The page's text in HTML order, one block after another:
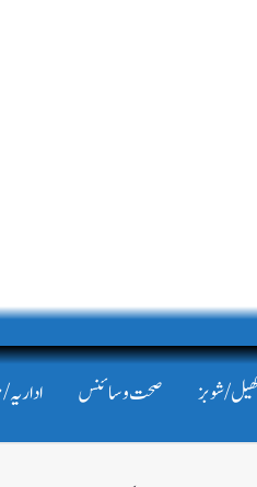
کھیل/شوبز صحت و سائنس